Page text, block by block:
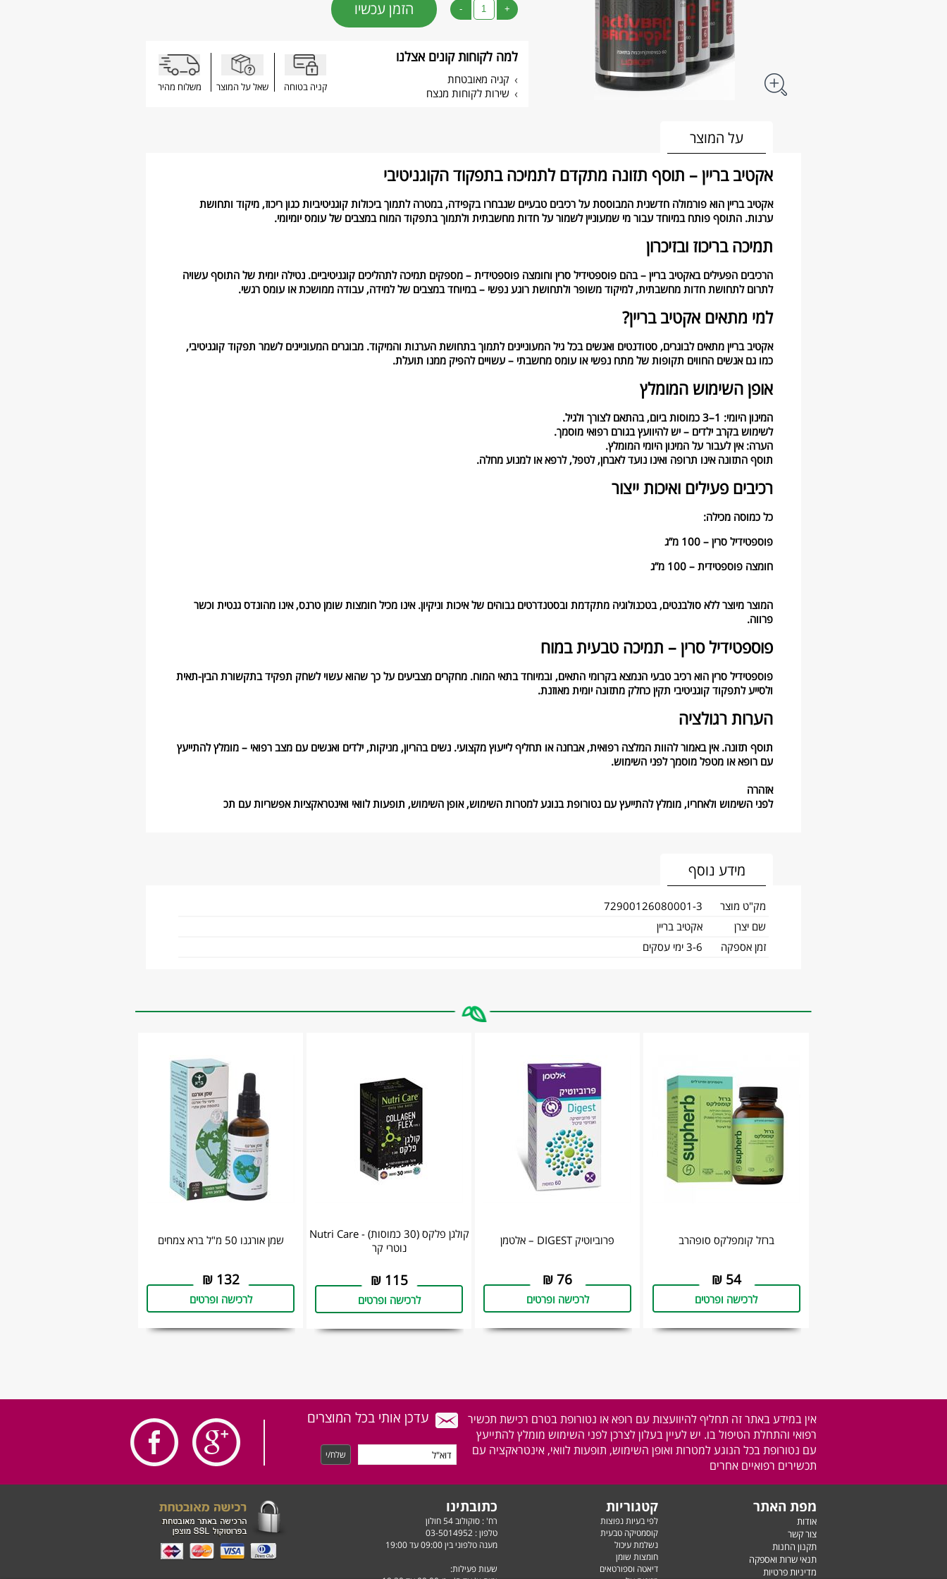
+
- הזמן עכשיו
למה לקוחות קונים אצלנו
קניה מאובטחת
שירות לקוחות מנצח
קניה בטוחה שאל על המוצר משלוח מהיר
על המוצר
אקטיב בריין – תוסף תזונה מתקדם לתמיכה בתפקוד הקוגניטיבי
אקטיב בריין הוא פורמולה חדשנית המבוססת על רכיבים טבעיים שנבחרו בקפידה, במטרה לתמוך ביכולות קוגניטיביות כגון ריכוז, מיקוד ותחושת
ערנות. התוסף פותח במיוחד עבור מי שמעוניין לשמור על חדות מחשבתית ולתמוך בתפקוד המוח במצבים של עומס יומיומי.
תמיכה בריכוז ובזיכרון
הרכיבים הפעילים באקטיב בריין – בהם פוספטידיל סרין וחומצה פוספטידית – מספקים תמיכה לתהליכים קוגניטיביים. נטילה יומית של התוסף עשויה
לתרום לתחושת חדות מחשבתית, למיקוד משופר ולתחושת רוגע נפשי – במיוחד במצבים של למידה, עבודה ממושכת או עומס רגשי.
למי מתאים אקטיב בריין?
אקטיב בריין מתאים לבוגרים, סטודנטים ואנשים בכל גיל המעוניינים לתמוך בתחושת הערנות והמיקוד. מבוגרים המעוניינים לשמר תפקוד קוגניטיבי,
כמו גם אנשים החווים תקופות של מתח נפשי או עומס מחשבתי – עשויים להפיק ממנו תועלת.
אופן השימוש המומלץ
המינון היומי: 1–3 כמוסות ביום, בהתאם לצורך ולגיל.
לשימוש בקרב ילדים – יש להיוועץ בגורם רפואי מוסמך.
הערה: אין לעבור על המינון היומי המומלץ.
תוסף התזונה אינו תרופה ואינו נועד לאבחן, לטפל, לרפא או למנוע מחלה.
רכיבים פעילים ואיכות ייצור
כל כמוסה מכילה:
פוספטידיל סרין – 100 מ”ג
חומצה פוספטידית – 100 מ”ג
המוצר מיוצר ללא סולבנטים, בטכנולוגיה מתקדמת ובסטנדרטים גבוהים של איכות וניקיון. אינו מכיל חומצות שומן טרנס, אינו מהונדס גנטית וכשר
פרווה.
פוספטידיל סרין – תמיכה טבעית במוח
פוספטידיל סרין הוא רכיב טבעי הנמצא בקרומי התאים, ובמיוחד בתאי המוח. מחקרים מצביעים על כך שהוא עשוי לשחק תפקיד בתקשורת הבין-תאית
ולסייע לתפקוד קוגניטיבי תקין כחלק מתזונה יומית מאוזנת.
הערות רגולציה
תוסף תזונה. אין באמור להוות המלצה רפואית, אבחנה או תחליף לייעוץ מקצועי. נשים בהריון, מניקות, ילדים ואנשים עם מצב רפואי – מומלץ להתייעץ
עם רופא או מטפל מוסמך לפני השימוש.
אזהרה
לפני השימוש ולאחריו, מומלץ להתייעץ עם נטורופת בנוגע למטרות השימוש, אופן השימוש, תופעות לוואי ואינטראקציות אפשריות עם תכ
מידע נוסף
מק"ט מוצר
72900126080001-3
שם יצרן
אקטיב בריין
זמן אספקה
3-6 ימי עסקים
ברזל קומפלקס סופהרב
54
₪
לרכישה ופרטים
פרוביוטיק DIGEST – אלטמן
76
₪
לרכישה ופרטים
קולגן פלקס (30 כמוסות) - Nutri Care
נוטרי קר
115
₪
לרכישה ופרטים
שמן אורגנו 50 מ"ל ‏ברא צמחים
132
₪
לרכישה ופרטים
אין במידע באתר זה תחליף להיוועצות עם רופא או נטורופת בטרם רכישת תכשיר
רפואי והתחלת הטיפול בו. יש לעיין בעלון לצרכן לפני השימוש מומלץ להתייעץ
עם נטורופת בכל הנוגע למטרות ואופן השימוש, תופעות לוואי, אינטראקציה עם
תכשירים רפואיים אחרים
עדכן אותי בכל המוצרים
מפת האתר
אודות
צור קשר
תקנון החנות
תנאי שרות ואספקה
מדיניות פרטיות
קטגוריות
לפי בעיות נפוצות
קוסמטיקה טבעית
נשלמת עיכול
חומצות שומן
דיאטה וספורטאים
כתובתינו
רח' : סוקולוב 54 חולון
טלפון : 03-5014952
מענה טלפוני בין 09:00 עד 19:00
שעות פעילות: